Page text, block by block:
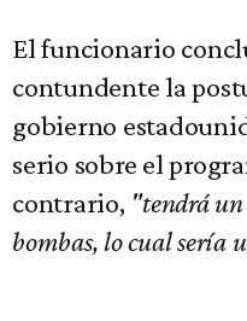
El funcionario
contundente la
gobierno
serio sobre el
contrario, "tendrá un
bombas, lo cual sería